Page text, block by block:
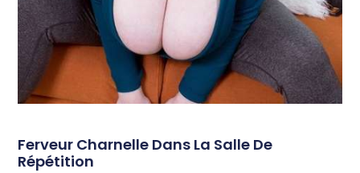
Ferveur Charnelle Dans La Salle De
Répétition